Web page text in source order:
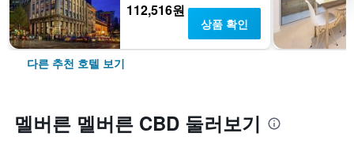
112,516원
상품 확인
다른 추천 호텔 보기
멜버른 멜버른 CBD 둘러보기